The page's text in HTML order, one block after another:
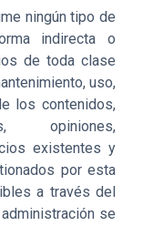
ningún tipo de
indirecta o
de toda clase
uso,
los contenidos,
opiniones,
existentes y
por esta
a través del
se